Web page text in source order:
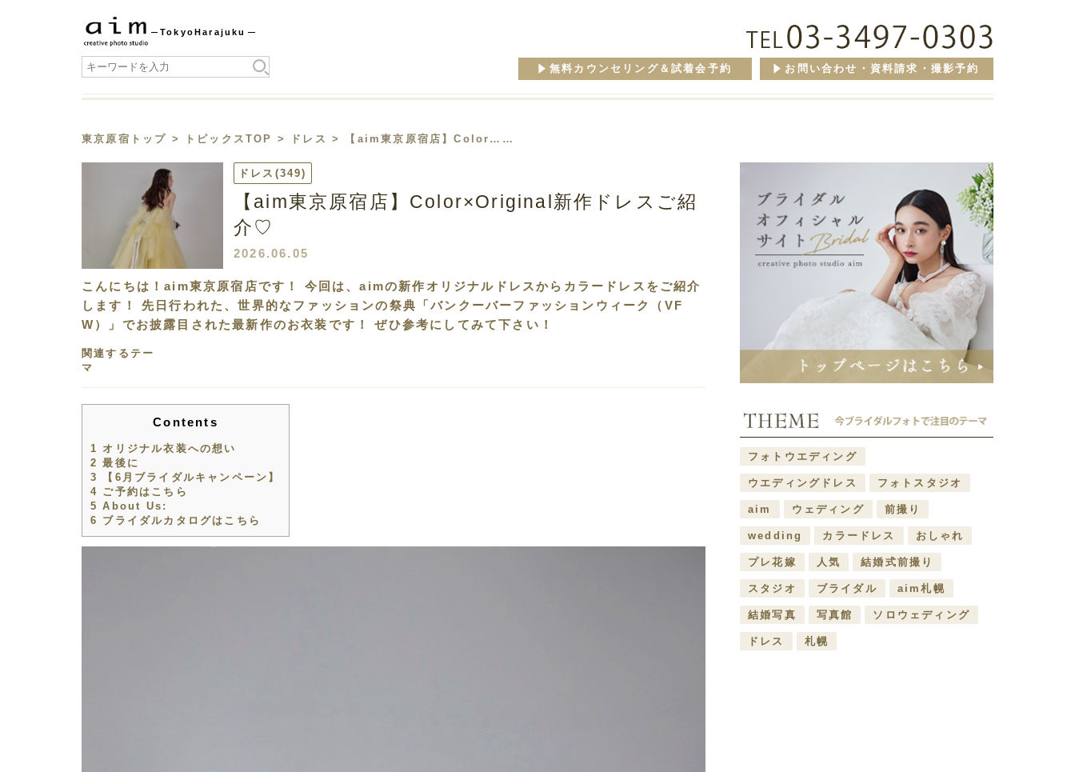
TokyoHarajuku
お問い合わせ・資料請求・撮影予約
無料カウンセリング＆試着会予約
東京原宿トップ > トピックスTOP > ドレス > 【aim東京原宿店】Color……
ドレス (349)
【aim東京原宿店】Color×Original新作ドレスご紹
介♡
2026.06.05
こんにちは！aim東京原宿店です！ 今回は、aimの新作オリジナルドレスからカラードレスをご紹介
します！ 先日行われた、世界的なファッションの祭典「バンクーバーファッションウィーク（VF
W）」でお披露目された最新作のお衣装です！ ぜひ参考にしてみて下さい！
関連するテー
マ
Contents
1 オリジナル衣装への想い
2 最後に
3
【6月ブライダルキャンペーン】
4 ご予約はこちら
5 About Us:
6 ブライダルカタログはこちら
フォトウエディング
ウエディングドレス フォトスタジオ
aim ウェディング 前撮り
wedding カラードレス おしゃれ
プレ花嫁 人気 結婚式前撮り
スタジオ ブライダル aim札幌
結婚写真 写真館 ソロウェディング
ドレス 札幌